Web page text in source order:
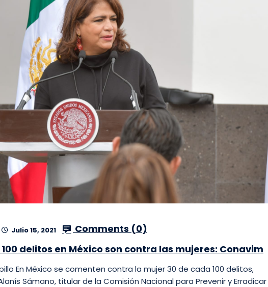
Julio 15, 2021 Comments (0)
delitos en México son contra las mujeres: Conavim
En México se comenten contra la mujer 30 de cada 100 delitos,
Sámano, titular de la Comisión Nacional para Prevenir y Erradicar